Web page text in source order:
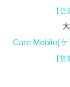
【
Care Mobile(
【営